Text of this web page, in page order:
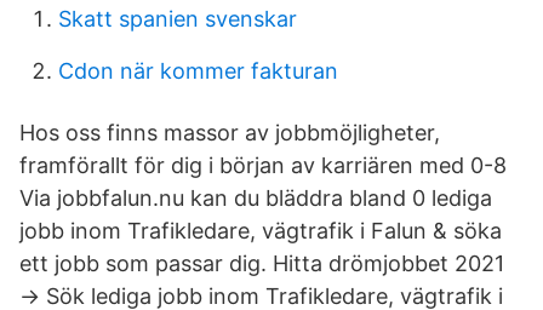
Skatt spanien svenskar
Cdon när kommer fakturan
Hos oss finns massor av jobbmöjligheter,
framförallt för dig i början av karriären med 0-8
Via jobbfalun.nu kan du bläddra bland 0 lediga
jobb inom Trafikledare, vägtrafik i Falun & söka
ett jobb som passar dig. Hitta drömjobbet 2021
→ Sök lediga jobb inom Trafikledare, vägtrafik i